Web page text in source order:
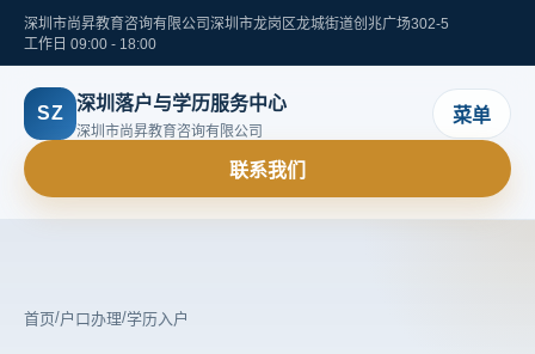
深圳市尚昇教育咨询有限公司 深圳市龙岗区龙城街道创兆广场302-5
工作日 09:00 - 18:00
SZ 深圳落户与学历服务中心
深圳市尚昇教育咨询有限公司
菜单
联系我们
首页/户口办理/学历入户